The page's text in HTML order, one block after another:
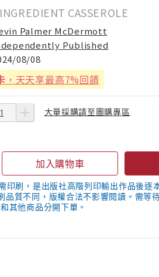
CASSEROLE
Palmer McDermott
Published
08/08
，天天享最高7%回饋
大量採購請至團購專區
加入購物車
印刷，是出版社高階列印輸出作品後逐
品質不同，版權合法不影響閱讀。需等
其他商品分開下單。